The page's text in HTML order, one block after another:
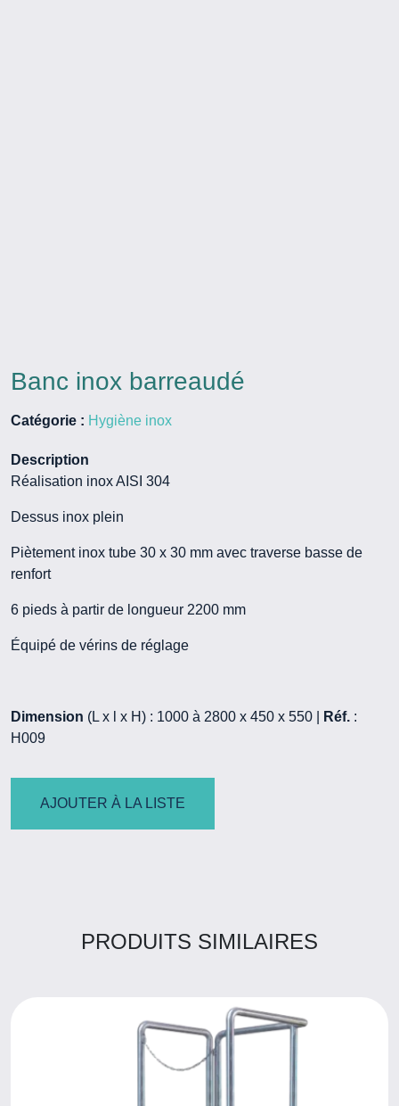
Banc inox barreaudé
Catégorie : Hygiène inox
Description
Réalisation inox AISI 304
Dessus inox plein
Piètement inox tube 30 x 30 mm avec traverse basse de
renfort
6 pieds à partir de longueur 2200 mm
Équipé de vérins de réglage
Dimension (L x l x H) : 1000 à 2800 x 450 x 550 | Réf. :
H009
AJOUTER À LA LISTE
PRODUITS SIMILAIRES